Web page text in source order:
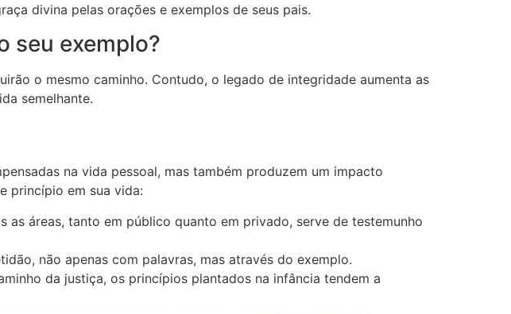
divina pelas orações e exemplos de seus pais.
seu exemplo?
o mesmo caminho. Contudo, o legado de integridade aumenta as
semelhante.
na vida pessoal, mas também produzem um impacto
princípio em sua vida:
áreas, tanto em público quanto em privado, serve de testemunho
não apenas com palavras, mas através do exemplo.
da justiça, os princípios plantados na infância tendem a